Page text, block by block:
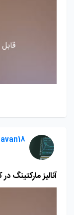
آنالیز مارکتینگ